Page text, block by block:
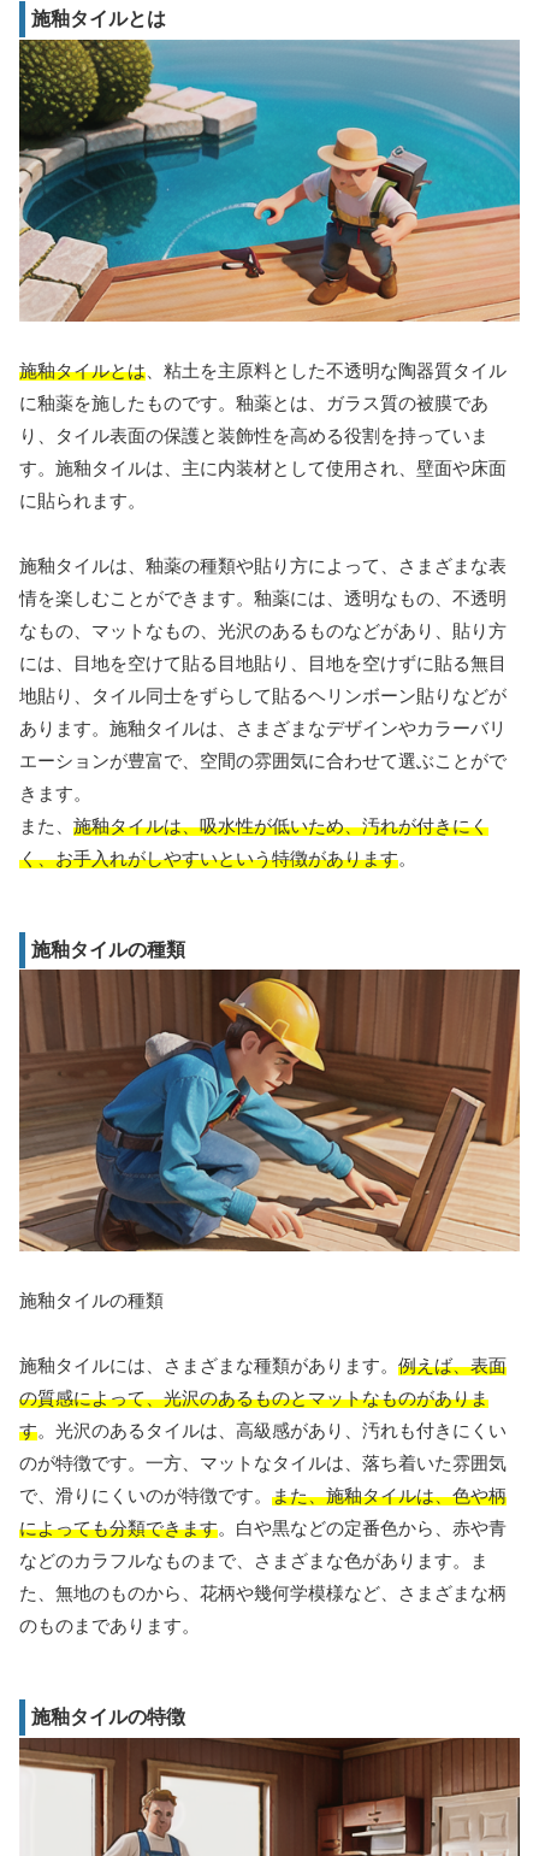
施釉タイルとは
施釉タイルとは 、粘土を主原料とした不透明な陶器質タイル
に釉薬を施したものです。釉薬とは、ガラス質の被膜であ
り、タイル表面の保護と装飾性を高める役割を持っていま
す。施釉タイルは、主に内装材として使用され、壁面や床面
に貼られます。
施釉タイルは、釉薬の種類や貼り方によって、さまざまな表
情を楽しむことができます。釉薬には、透明なもの、不透明
なもの、マットなもの、光沢のあるものなどがあり、貼り方
には、目地を空けて貼る目地貼り、目地を空けずに貼る無目
地貼り、タイル同士をずらして貼るヘリンボーン貼りなどが
あります。施釉タイルは、さまざまなデザインやカラーバリ
エーションが豊富で、空間の雰囲気に合わせて選ぶことがで
きます。
また、 施釉タイルは、吸水性が低いため、汚れが付きにく
く、お手入れがしやすいという特徴があります。
施釉タイルの種類
施釉タイルの種類
施釉タイルには、さまざまな種類があります。 例えば、表面
の質感によって、光沢のあるものとマットなものがありま
す。光沢のあるタイルは、高級感があり、汚れも付きにくい
のが特徴です。一方、マットなタイルは、落ち着いた雰囲気
で、滑りにくいのが特徴です。 また、施釉タイルは、色や柄
によっても分類できます。白や黒などの定番色から、赤や青
などのカラフルなものまで、さまざまな色があります。ま
た、無地のものから、花柄や幾何学模様など、さまざまな柄
のものまであります。
施釉タイルの特徴